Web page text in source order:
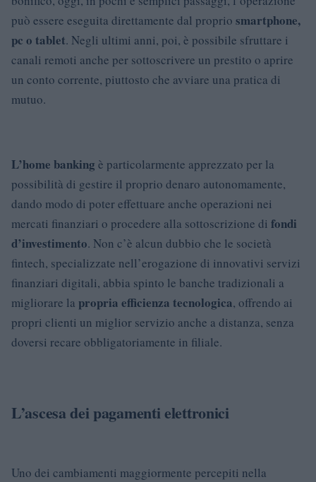
può essere eseguita direttamente dal proprio smartphone,
pc o tablet. Negli ultimi anni, poi, è possibile sfruttare i
canali remoti anche per sottoscrivere un prestito o aprire
un conto corrente, piuttosto che avviare una pratica di
mutuo.
L’home banking è particolarmente apprezzato per la
possibilità di gestire il proprio denaro autonomamente,
dando modo di poter effettuare anche operazioni nei
mercati finanziari o procedere alla sottoscrizione di fondi
d’investimento. Non c’è alcun dubbio che le società
fintech, specializzate nell’erogazione di innovativi servizi
finanziari digitali, abbia spinto le banche tradizionali a
migliorare la propria efficienza tecnologica, offrendo ai
propri clienti un miglior servizio anche a distanza, senza
doversi recare obbligatoriamente in filiale.
L’ascesa dei pagamenti elettronici
Uno dei cambiamenti maggiormente percepiti nella